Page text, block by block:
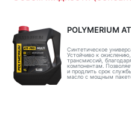
POLYMERIUM
Синтетическое
Устойчиво к
трансмиссий,
компонентам.
и продлить срок
масло с мощным